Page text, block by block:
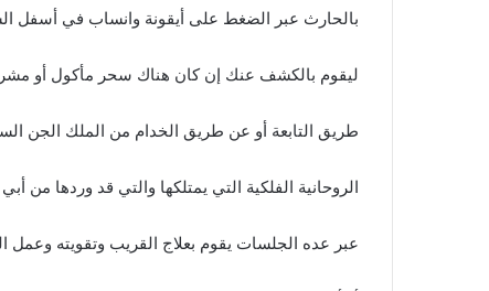
بالحارث عبر الضغط على أيقونة وانساب في أسفل
ليقوم بالكشف عنك إن كان هناك سحر مأكول أو
طريق التابعة أو عن طريق الخدام من الملك الجن
الروحانية الفلكية التي يمتلكها والتي قد وردها
عبر عده الجلسات يقوم بعلاج القريب وتقويته